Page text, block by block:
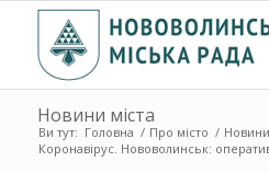
Новини міста
Ви тут: Головна / Про місто / Новини
Коронавірус. Нововолинськ: